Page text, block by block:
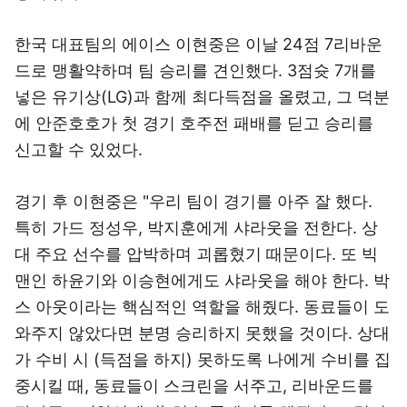
한국 대표팀의 에이스 이현중은 이날 24점 7리바운
드로 맹활약하며 팀 승리를 견인했다. 3점슛 7개를
넣은 유기상(LG)과 함께 최다득점을 올렸고, 그 덕분
에 안준호호가 첫 경기 호주전 패배를 딛고 승리를
신고할 수 있었다.
경기 후 이현중은 "우리 팀이 경기를 아주 잘 했다.
특히 가드 정성우, 박지훈에게 샤라웃을 전한다. 상
대 주요 선수를 압박하며 괴롭혔기 때문이다. 또 빅
맨인 하윤기와 이승현에게도 샤라웃을 해야 한다. 박
스 아웃이라는 핵심적인 역할을 해줬다. 동료들이 도
와주지 않았다면 분명 승리하지 못했을 것이다. 상대
가 수비 시 (득점을 하지) 못하도록 나에게 수비를 집
중시킬 때, 동료들이 스크린을 서주고, 리바운드를